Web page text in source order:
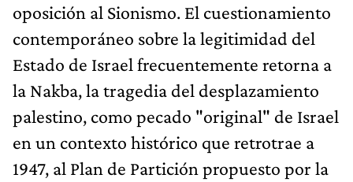
oposición al Sionismo. El cuestionamiento
contemporáneo sobre la legitimidad del
Estado de Israel frecuentemente retorna a
la Nakba, la tragedia del desplazamiento
palestino, como pecado "original" de Israel
en un contexto histórico que retrotrae a
1947, al Plan de Partición propuesto por la